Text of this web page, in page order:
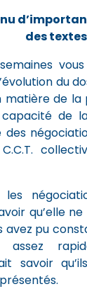
des textes
du
matière de
de
des
les
qu’elle
avez pu
assez
savoir